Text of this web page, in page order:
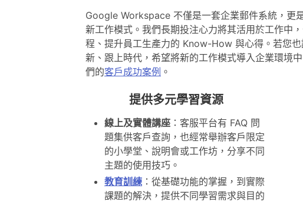
Google Workspace 不僅是一套企業郵件系統，更
新工作模式。我們長期投注心力將其活用於工作中
程、提升員工生產力的 Know-How 與心得。若您
新、跟上時代，希望將新的工作模式導入企業環境
們的客戶成功案例 。
提供多元學習資源
線上及實體講座 ：客服平台有 FAQ 問
題集供客戶查詢，也經常舉辦客戶限定
的小學堂、說明會或工作坊，分享不同
主題的使用技巧。
教育訓練 ：從基礎功能的掌握，到實際
課題的解決，提供不同學習需求與目的